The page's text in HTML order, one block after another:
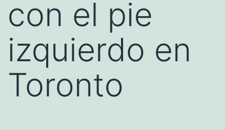
con el pie
izquierdo en
Toronto